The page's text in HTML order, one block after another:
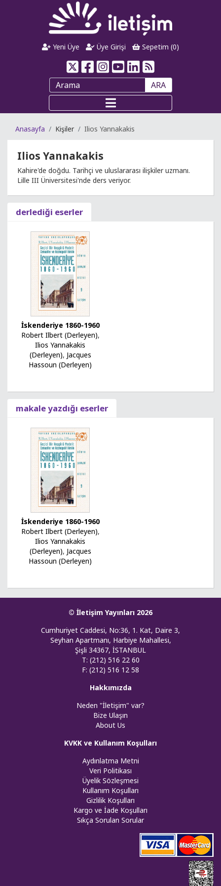
Yeni Üye Üye Girişi Sepetim (0)
ARA
Anasayfa Kişiler Ilios Yannakakis
Ilios Yannakakis
Kahire'de doğdu. Tarihçi ve uluslararası ilişkiler uzmanı.
Lille III Üniversitesi'nde ders veriyor.
derlediği eserler
İskenderiye 1860-1960
Robert Ilbert (Derleyen),
Ilios Yannakakis
(Derleyen), Jacques
Hassoun (Derleyen)
makale yazdığı eserler
İskenderiye 1860-1960
Robert Ilbert (Derleyen),
Ilios Yannakakis
(Derleyen), Jacques
Hassoun (Derleyen)
© İletişim Yayınları 2026
Cumhuriyet Caddesi, No:36, 1. Kat, Daire 3,
Seyhan Apartmanı, Harbiye Mahallesi,
Şişli 34367, İSTANBUL
T: (212) 516 22 60
F: (212) 516 12 58
Hakkımızda
Neden "İletişim" var?
Bize Ulaşın
About Us
KVKK ve Kullanım Koşulları
Aydınlatma Metni
Veri Politikası
Üyelik Sözleşmesi
Kullanım Koşulları
Gizlilik Koşulları
Kargo ve İade Koşulları
Sıkça Sorulan Sorular